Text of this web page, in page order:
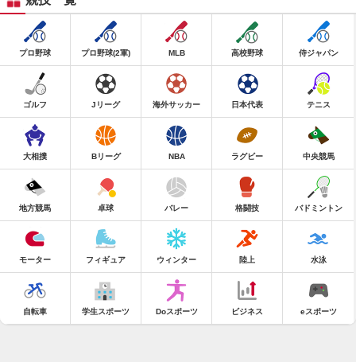
プロ野球 プロ野球(2軍) MLB 高校野球 侍ジャパン
ゴルフ Jリーグ 海外サッカー 日本代表 テニス
大相撲 Bリーグ NBA ラグビー 中央競馬
地方競馬 卓球 バレー 格闘技 バドミントン
モーター フィギュア ウィンター 陸上 水泳
自転車 学生スポーツ Doスポーツ ビジネス eスポーツ